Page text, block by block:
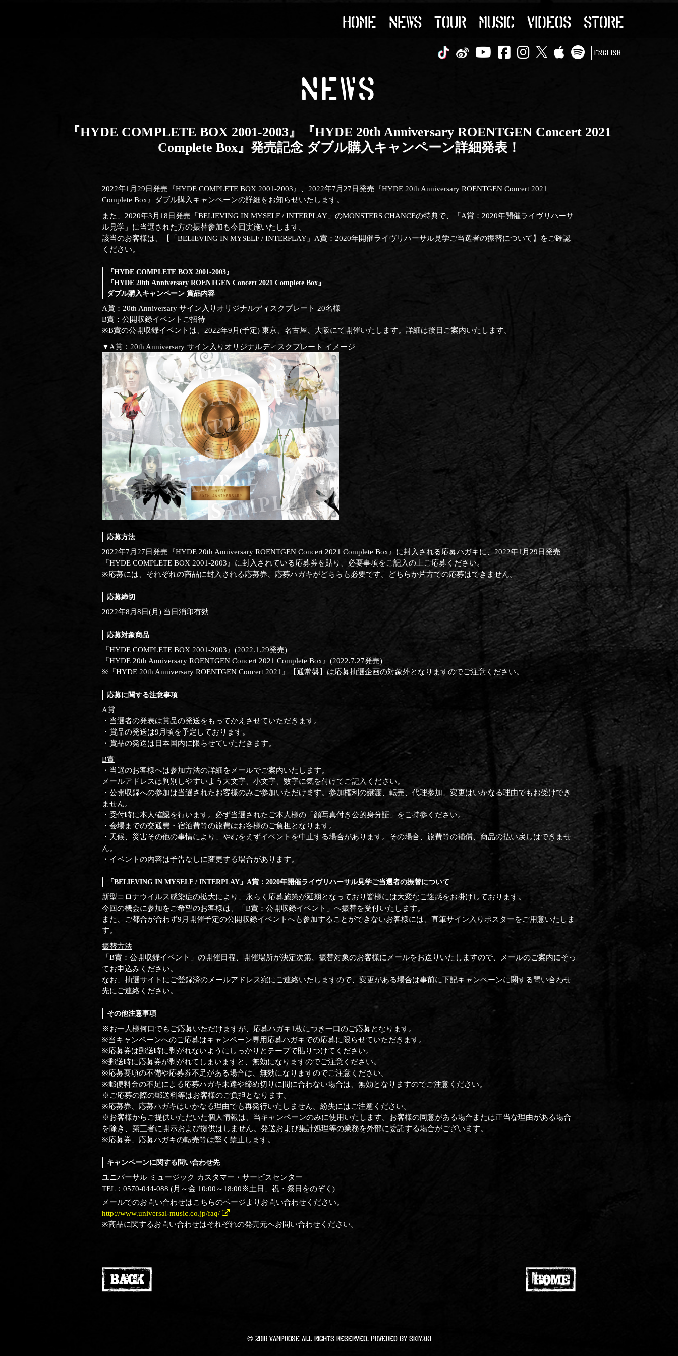
HOME NEWS TOUR MUSIC VIDEOS STORE
ENGLISH
NEWS
『HYDE COMPLETE BOX 2001-2003』『HYDE 20th Anniversary ROENTGEN Concert 2021
Complete Box』発売記念 ダブル購入キャンペーン詳細発表！
2022年1月29日発売『HYDE COMPLETE BOX 2001-2003』、2022年7月27日発売『HYDE 20th Anniversary ROENTGEN Concert 2021
Complete Box』ダブル購入キャンペーンの詳細をお知らせいたします。
また、2020年3月18日発売「BELIEVING IN MYSELF / INTERPLAY」のMONSTERS CHANCEの特典で、「A賞：2020年開催ライヴリハーサ
ル見学」に当選された方の振替参加も今回実施いたします。
該当のお客様は、【「BELIEVING IN MYSELF / INTERPLAY」A賞：2020年開催ライヴリハーサル見学ご当選者の振替について】をご確認
ください。
『HYDE COMPLETE BOX 2001-2003』
『HYDE 20th Anniversary ROENTGEN Concert 2021 Complete Box』
ダブル購入キャンペーン 賞品内容
A賞：20th Anniversary サイン入りオリジナルディスクプレート 20名様
B賞：公開収録イベントご招待
※B賞の公開収録イベントは、2022年9月(予定) 東京、名古屋、大阪にて開催いたします。詳細は後日ご案内いたします。
▼A賞：20th Anniversary サイン入りオリジナルディスクプレート イメージ
応募方法
2022年7月27日発売『HYDE 20th Anniversary ROENTGEN Concert 2021 Complete Box』に封入される応募ハガキに、2022年1月29日発売
『HYDE COMPLETE BOX 2001-2003』に封入されている応募券を貼り、必要事項をご記入の上ご応募ください。
※応募には、それぞれの商品に封入される応募券、応募ハガキがどちらも必要です。どちらか片方での応募はできません。
応募締切
2022年8月8日(月) 当日消印有効
応募対象商品
『HYDE COMPLETE BOX 2001-2003』(2022.1.29発売)
『HYDE 20th Anniversary ROENTGEN Concert 2021 Complete Box』(2022.7.27発売)
※『HYDE 20th Anniversary ROENTGEN Concert 2021』【通常盤】は応募抽選企画の対象外となりますのでご注意ください。
応募に関する注意事項
A賞
・当選者の発表は賞品の発送をもってかえさせていただきます。
・賞品の発送は9月頃を予定しております。
・賞品の発送は日本国内に限らせていただきます。
B賞
・当選のお客様へは参加方法の詳細をメールでご案内いたします。
メールアドレスは判別しやすいよう大文字、小文字、数字に気を付けてご記入ください。
・公開収録への参加は当選されたお客様のみご参加いただけます。参加権利の譲渡、転売、代理参加、変更はいかなる理由でもお受けでき
ません。
・受付時に本人確認を行います。必ず当選されたご本人様の「顔写真付き公的身分証」をご持参ください。
・会場までの交通費・宿泊費等の旅費はお客様のご負担となります。
・天候、災害その他の事情により、やむをえずイベントを中止する場合があります。その場合、旅費等の補償、商品の払い戻しはできませ
ん。
・イベントの内容は予告なしに変更する場合があります。
「BELIEVING IN MYSELF / INTERPLAY」A賞：2020年開催ライヴリハーサル見学ご当選者の振替について
新型コロナウイルス感染症の拡大により、永らく応募施策が延期となっており皆様には大変なご迷惑をお掛けしております。
今回の機会に参加をご希望のお客様は、「B賞：公開収録イベント」へ振替を受付いたします。
また、ご都合が合わず9月開催予定の公開収録イベントへも参加することができないお客様には、直筆サイン入りポスターをご用意いたしま
す。
振替方法
「B賞：公開収録イベント」の開催日程、開催場所が決定次第、振替対象のお客様にメールをお送りいたしますので、メールのご案内にそっ
てお申込みください。
なお、抽選サイトにご登録済のメールアドレス宛にご連絡いたしますので、変更がある場合は事前に下記キャンペーンに関する問い合わせ
先にご連絡ください。
その他注意事項
※お一人様何口でもご応募いただけますが、応募ハガキ1枚につき一口のご応募となります。
※当キャンペーンへのご応募はキャンペーン専用応募ハガキでの応募に限らせていただきます。
※応募券は郵送時に剥がれないようにしっかりとテープで貼りつけてください。
※郵送時に応募券が剥がれてしまいますと、無効になりますのでご注意ください。
※応募要項の不備や応募券不足がある場合は、無効になりますのでご注意ください。
※郵便料金の不足による応募ハガキ未達や締め切りに間に合わない場合は、無効となりますのでご注意ください。
※ご応募の際の郵送料等はお客様のご負担となります。
※応募券、応募ハガキはいかなる理由でも再発行いたしません。紛失にはご注意ください。
※お客様からご提供いただいた個人情報は、当キャンペーンのみに使用いたします。お客様の同意がある場合または正当な理由がある場合
を除き、第三者に開示および提供はしません。発送および集計処理等の業務を外部に委託する場合がございます。
※応募券、応募ハガキの転売等は堅く禁止します。
キャンペーンに関する問い合わせ先
ユニバーサル ミュージック カスタマー・サービスセンター
TEL：0570-044-088 (月～金 10:00～18:00※土日、祝・祭日をのぞく)
メールでのお問い合わせはこちらのページよりお問い合わせください。
http://www.universal-music.co.jp/faq/
※商品に関するお問い合わせはそれぞれの発売元へお問い合わせください。
© 2018 VAMPROSE All RIGHTS Reserved. Powered by SKIYAKI